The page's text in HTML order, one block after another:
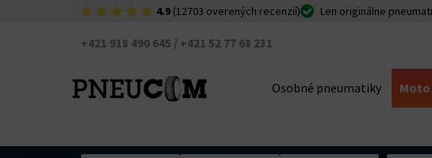
4.9 (12703 overených recenzií) Len originálne
+421 918 490 645 / +421 52 77 68 231
Osobné pneumatiky